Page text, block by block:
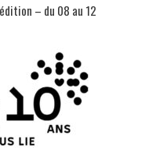
– du 08 au 12